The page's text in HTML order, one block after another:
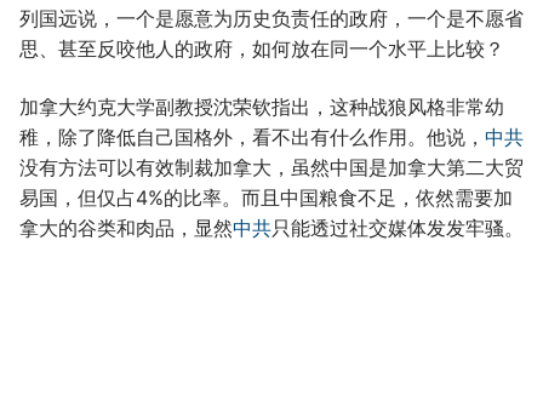
列国远说，一个是愿意为历史负责任的政府，一个是不愿省
思、甚至反咬他人的政府，如何放在同一个水平上比较？
加拿大约克大学副教授沈荣钦指出，这种战狼风格非常幼
稚，除了降低自己国格外，看不出有什么作用。他说， 中共
没有方法可以有效制裁加拿大，虽然中国是加拿大第二大贸
易国，但仅占4%的比率。而且中国粮食不足，依然需要加
拿大的谷类和肉品，显然中共只能透过社交媒体发发牢骚。